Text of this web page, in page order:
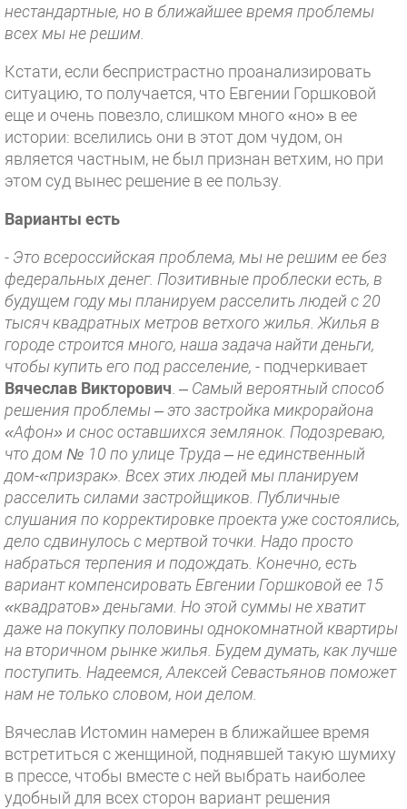
нестандартные, но в ближайшее время проблемы
всех мы не решим.
Кстати, если беспристрастно проанализировать
ситуацию, то получается, что Евгении Горшковой
еще и очень повезло, слишком много «но» в ее
истории: вселились они в этот дом чудом, он
является частным, не был признан ветхим, но при
этом суд вынес решение в ее пользу.
Варианты есть
- Это всероссийская проблема, мы не решим ее без
федеральных денег. Позитивные проблески есть, в
будущем году мы планируем расселить людей с 20
тысяч квадратных метров ветхого жилья. Жилья в
городе строится много, наша задача найти деньги,
чтобы купить его под расселение, - подчеркивает
Вячеслав Викторович . – Самый вероятный способ
решения проблемы – это застройка микрорайона
«Афон» и снос оставшихся землянок. Подозреваю,
что дом № 10 по улице Труда – не единственный
дом-«призрак». Всех этих людей мы планируем
расселить силами застройщиков. Публичные
слушания по корректировке проекта уже состоялись,
дело сдвинулось с мертвой точки. Надо просто
набраться терпения и подождать. Конечно, есть
вариант компенсировать Евгении Горшковой ее 15
«квадратов» деньгами. Но этой суммы не хватит
даже на покупку половины однокомнатной квартиры
на вторичном рынке жилья. Будем думать, как лучше
поступить. Надеемся, Алексей Севастьянов поможет
нам не только словом, нои делом.
Вячеслав Истомин намерен в ближайшее время
встретиться с женщиной, поднявшей такую шумиху
в прессе, чтобы вместе с ней выбрать наиболее
удобный для всех сторон вариант решения